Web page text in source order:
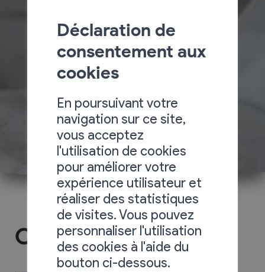
Chez Nathalie
Déclaration de
consentement aux
cookies
En poursuivant votre
navigation sur ce site,
vous acceptez
l'utilisation de cookies
pour améliorer votre
expérience utilisateur et
réaliser des statistiques
de visites. Vous pouvez
personnaliser l'utilisation
des cookies à l'aide du
bouton ci-dessous.